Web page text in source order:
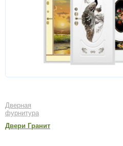
Дверная
фурнитура
Двери Гранит